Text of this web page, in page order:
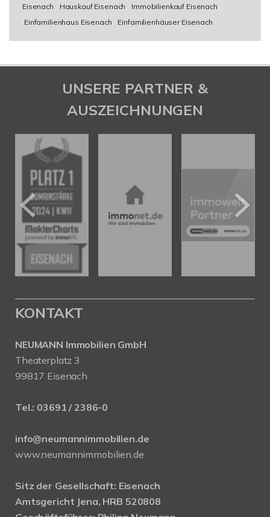
Eisenach
Hauskauf Eisenach
Immobilienkauf Eisenach
Einfamilienhaus Eisenach
Einfamilienhäuser Eisenach
UNSERE PARTNER &
AUSZEICHNUNGEN
KONTAKT
NEUMANN Immobilien GmbH
Theaterplatz 3
99817 Eisenach
Tel.: 03691 / 2386-0
info@neumannimmobilien.de
www.neumannimmobilien.de
Sitz der Gesellschaft: Eisenach
Amtsgericht Jena, HRB 520808